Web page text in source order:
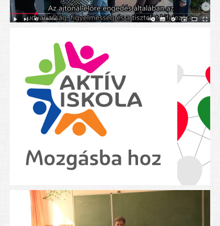
Diákigazolvány igénylése
Mindennapos testnevelés
Tartós tankönyvek
Nyolcadikosainknak
Kréta szülői segédlet
Felsős taneszközlista
BEISKOLÁZÁS 2026